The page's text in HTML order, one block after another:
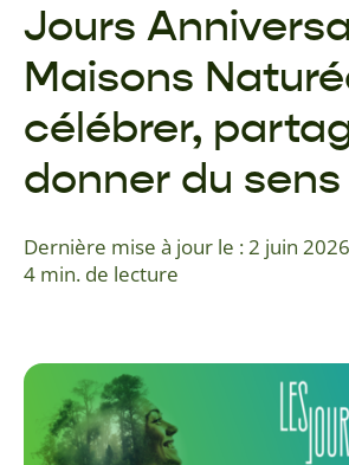
Nos offres
À propos
Trouver une agence
Jours
Maisons
célébrer,
donner du sens
Dernière mise à jour le : 2 juin 2026
4 min. de lecture